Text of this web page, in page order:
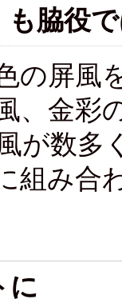
も脇役
の屏風
、金彩
が数多
組み合
に